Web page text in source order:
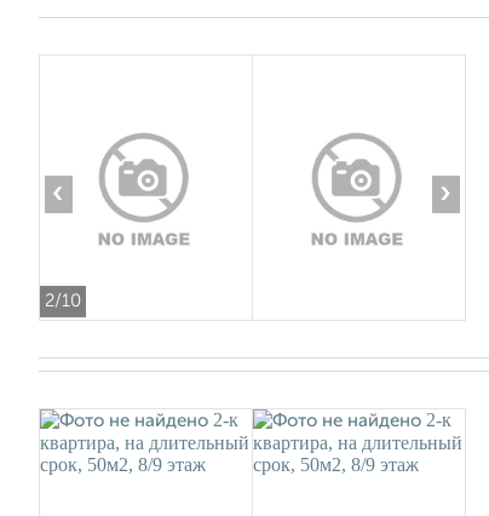
2/10
‹ ›